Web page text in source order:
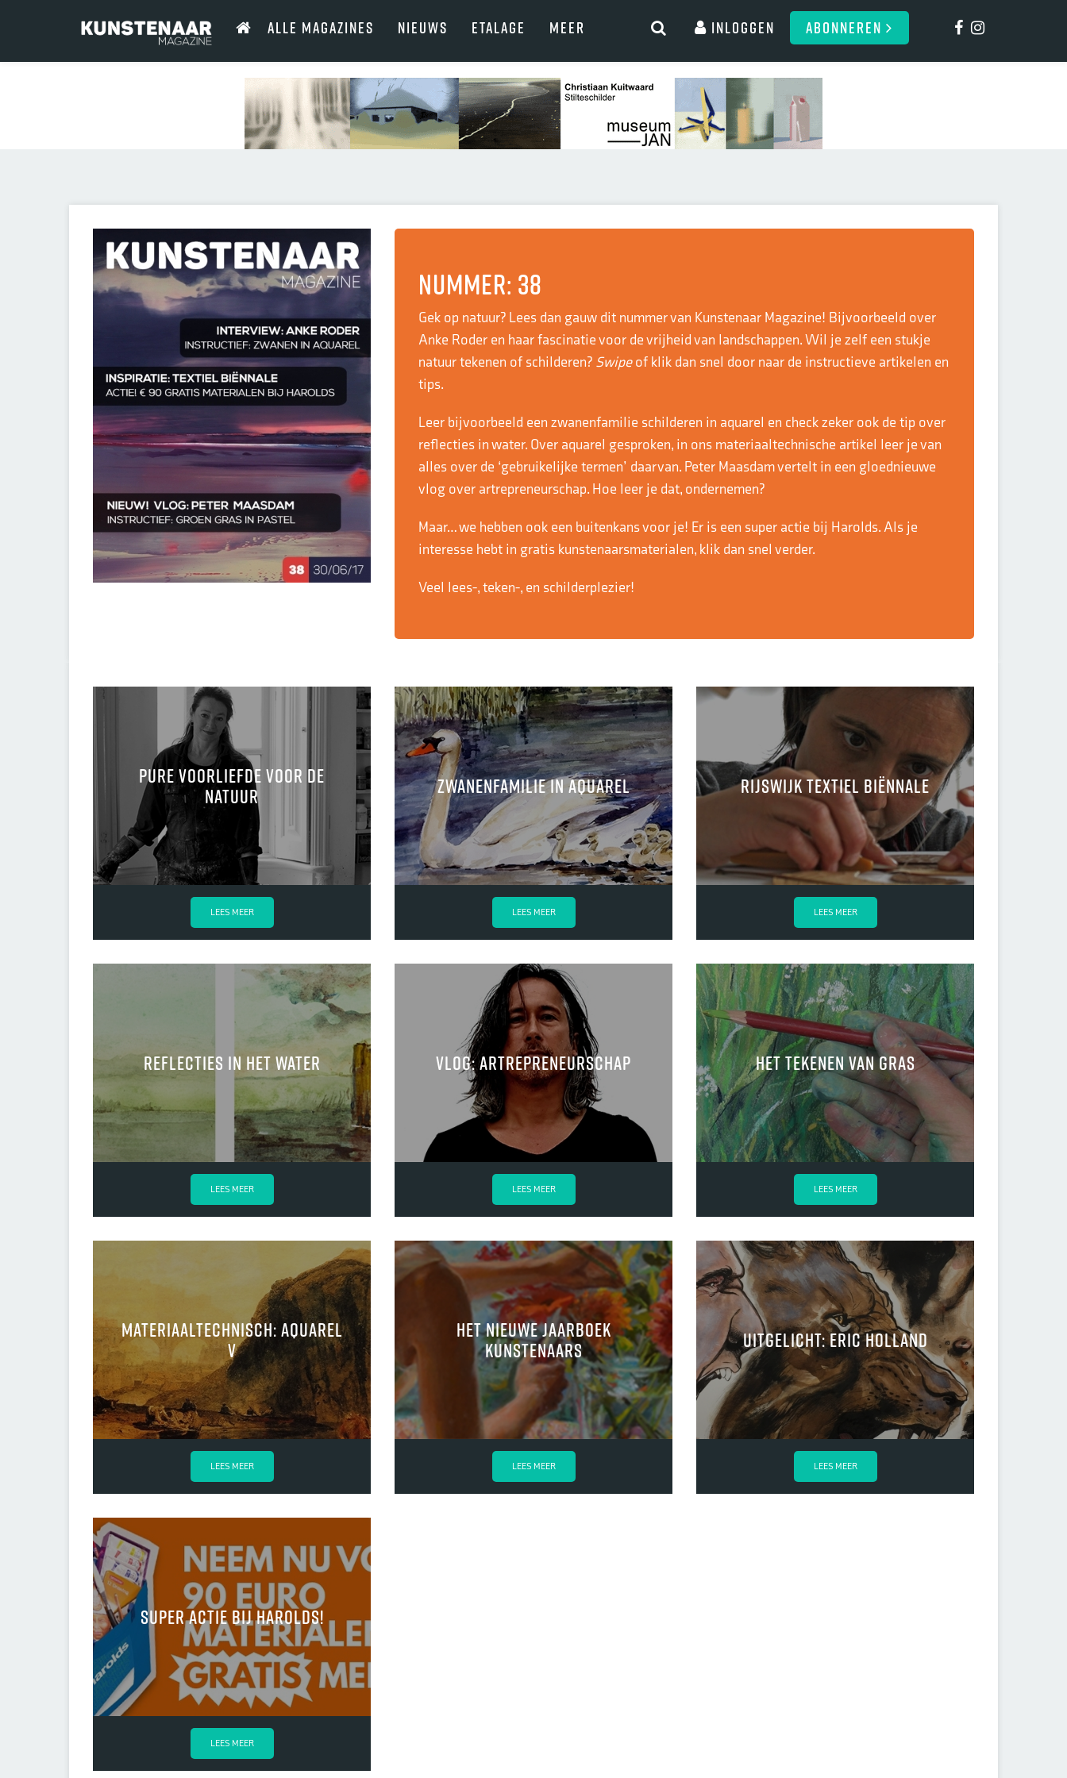
ALLE MAGAZINES NIEUWS ETALAGE MEER Inloggen ABONNEREN
Nummer: 38
Gek op natuur? Lees dan gauw dit nummer van Kunstenaar Magazine! Bijvoorbeeld over
Anke Roder en haar fascinatie voor de vrijheid van landschappen. Wil je zelf een stukje
natuur tekenen of schilderen? Swipeof klik dan snel door naar de instructieve artikelen en
tips.
Leer bijvoorbeeld een zwanenfamilie schilderen in aquarel en check zeker ook de tip over
reflecties in water. Over aquarel gesproken, in ons materiaaltechnische artikel leer je van
alles over de ‘gebruikelijke termen’ daarvan. Peter Maasdam vertelt in een gloednieuwe
vlog over artrepreneurschap. Hoe leer je dat, ondernemen?
Maar… we hebben ook een buitenkans voor je! Er is een super actie bij Harolds. Als je
interesse hebt in gratis kunstenaarsmaterialen, klik dan snel verder.
Veel lees-, teken-, en schilderplezier!
Pure voorliefde voor de
natuur
LEES MEER
Zwanenfamilie in aquarel
LEES MEER
Rijswijk Textiel Biënnale
LEES MEER
Reflecties in het water
LEES MEER
Vlog: Artrepreneurschap
LEES MEER
Het tekenen van gras
LEES MEER
Materiaaltechnisch: aquarel
V
LEES MEER
Het Nieuwe Jaarboek
Kunstenaars
LEES MEER
uitgelicht: Eric Holland
LEES MEER
Super actie bij Harolds!
LEES MEER